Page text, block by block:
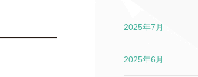
2025年7月
2025年6月